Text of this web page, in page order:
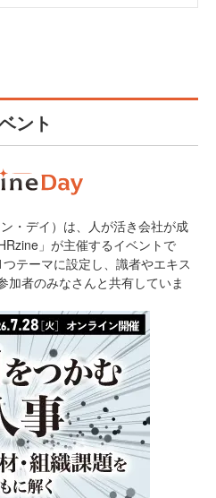
ント
・デイ）は、人が活き会社が成
」が主催するイベントで
テーマに設定し、識者やエキス
加者のみなさんと共有していま